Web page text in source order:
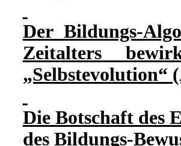
Der Bildungs-
Zeitalters
„Selbstevolution“
Die Botschaft des
des Bildungs-